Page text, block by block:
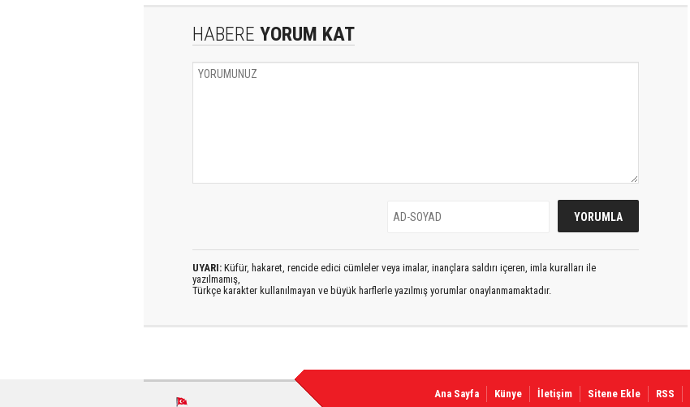
HABERE YORUM KAT
UYARI: Küfür, hakaret, rencide edici cümleler veya imalar, inançlara saldırı içeren, imla kuralları ile
yazılmamış,
Türkçe karakter kullanılmayan ve büyük harflerle yazılmış yorumlar onaylanmamaktadır.
Ana Sayfa Künye İletişim Sitene Ekle RSS